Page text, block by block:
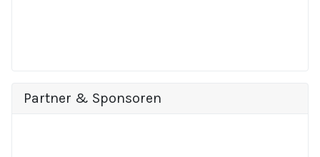
Partner & Sponsoren